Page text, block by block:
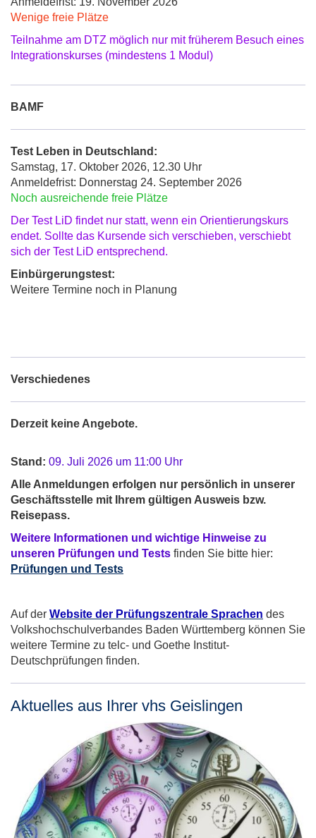
Wenige freie Plätze
Teilnahme am DTZ möglich nur mit früherem Besuch eines
Integrationskurses (mindestens 1 Modul)
BAMF
Test Leben in Deutschland:
Samstag, 17. Oktober 2026, 12.30 Uhr
Anmeldefrist: Donnerstag 24. September 2026
Noch ausreichende freie Plätze
Der Test LiD findet nur statt, wenn ein Orientierungskurs
endet. Sollte das Kursende sich verschieben, verschiebt
sich der Test LiD entsprechend.
Einbürgerungstest:
Weitere Termine noch in Planung
Verschiedenes
Derzeit keine Angebote.
Stand: 09. Juli 2026 um 11:00 Uhr
Alle Anmeldungen erfolgen nur persönlich in unserer
Geschäftsstelle mit Ihrem gültigen Ausweis bzw.
Reisepass.
Weitere Informationen und wichtige Hinweise zu
unseren Prüfungen und Tests finden Sie bitte hier:
Prüfungen und Tests
Auf der Website der Prüfungszentrale Sprachen des
Volkshochschulverbandes Baden Württemberg können Sie
weitere Termine zu telc- und Goethe Institut-
Deutschprüfungen finden.
Aktuelles aus Ihrer vhs Geislingen